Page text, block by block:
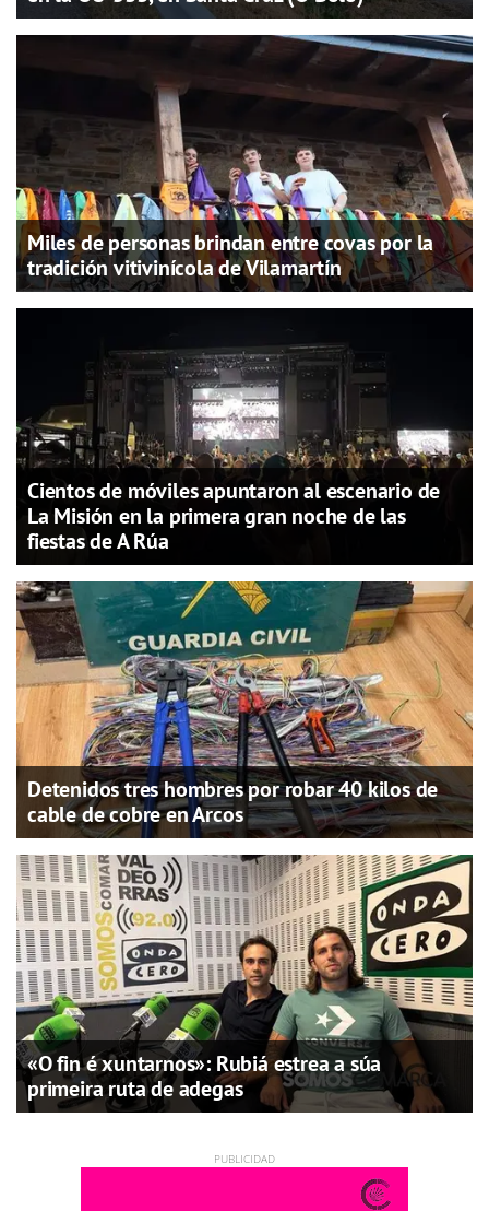
Miles de personas brindan entre covas por la
tradición vitivinícola de Vilamartín
Cientos de móviles apuntaron al escenario de
La Misión en la primera gran noche de las
fiestas de A Rúa
Detenidos tres hombres por robar 40 kilos de
cable de cobre en Arcos
«O fin é xuntarnos»: Rubiá estrea a súa
primeira ruta de adegas